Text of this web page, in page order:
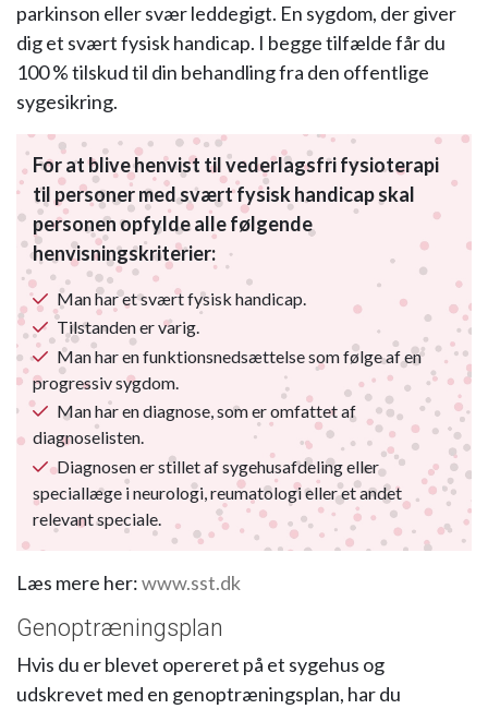
parkinson eller svær leddegigt. En sygdom, der giver
dig et svært fysisk handicap. I begge tilfælde får du
100 % tilskud til din behandling fra den offentlige
sygesikring.
For at blive henvist til vederlagsfri fysioterapi
til personer med svært fysisk handicap skal
personen opfylde alle følgende
henvisningskriterier:
Man har et svært fysisk handicap.
Tilstanden er varig.
Man har en funktionsnedsættelse som følge af en
progressiv sygdom.
Man har en diagnose, som er omfattet af
diagnoselisten.
Diagnosen er stillet af sygehusafdeling eller
speciallæge i neurologi, reumatologi eller et andet
relevant speciale.
Læs mere her:www.sst.dk
Genoptræningsplan
Hvis du er blevet opereret på et sygehus og
udskrevet med en genoptræningsplan, har du